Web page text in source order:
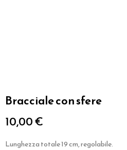
Bracciale con sfere
10,00 €
Lunghezza totale 19 cm, regolabile.